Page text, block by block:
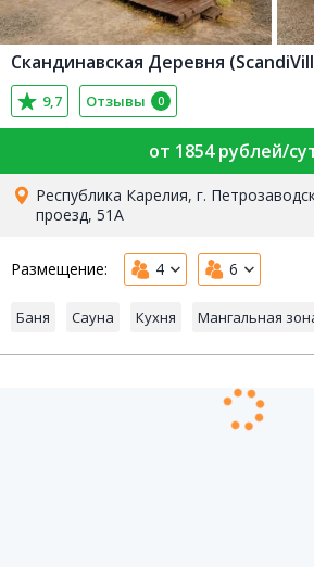
Скандинавская Деревня
9,7 Отзывы 0
от 1854 рублей/
Республика Карелия, г.
проезд, 51А
Размещение: 4 6
Баня Сауна Кухня Мангальная